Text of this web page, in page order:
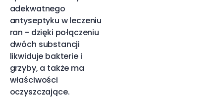
adekwatnego
antyseptyku w leczeniu
ran - dzięki połączeniu
dwóch substancji
likwiduje bakterie i
grzyby, a także ma
właściwości
oczyszczające.